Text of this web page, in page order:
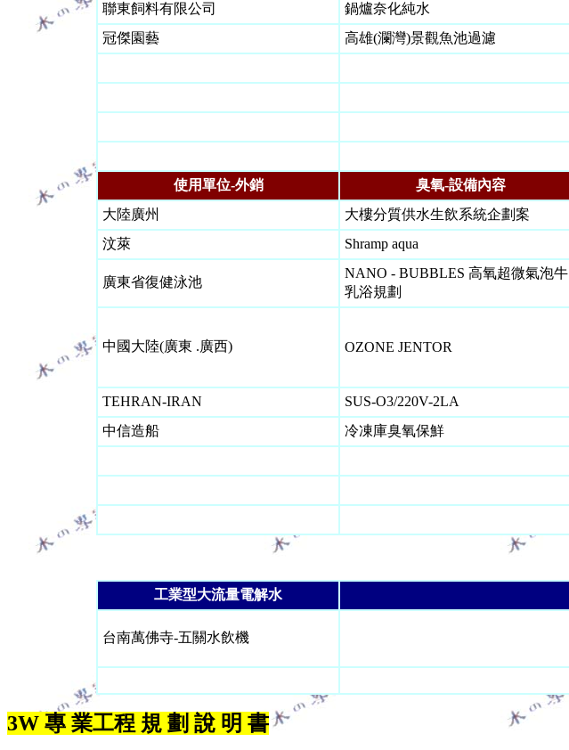
聯東飼料有限公司
鍋爐奈化純水
冠傑園藝
高雄(瀾灣)景觀魚池過濾
使用單位-外銷
臭氧-設備內容
大陸廣州
大樓分質供水生飲系統企劃案
汶萊
Shramp aqua
廣東省復健泳池
NANO - BUBBLES 高氧超微氣泡牛
乳浴規劃
中國大陸(廣東 .廣西) OZONE JENTOR
TEHRAN-IRAN
SUS-O3/220V-2LA
中信造船
冷凍庫臭氧保鮮
工業型大流量電解水
台南萬佛寺-五關水飲機
3W 專 業工程 規 劃 說 明 書